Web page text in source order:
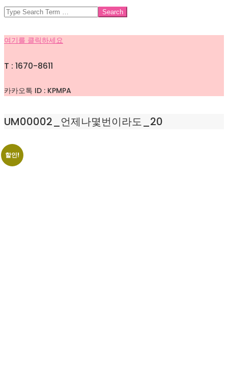
SEARCH
여기를 클릭하세요
T : 1670-8611
카카오톡 ID : KPMPA
UM00002_언제나몇번이라도_20
할인!